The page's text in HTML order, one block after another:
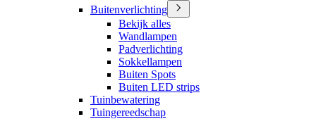
Buitenverlichting
Bekijk alles
Wandlampen
Padverlichting
Sokkellampen
Buiten Spots
Buiten LED strips
Tuinbewatering
Tuingereedschap